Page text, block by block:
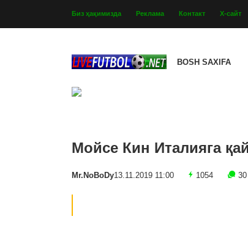
Биз ҳақимизда Реклама Контакт Х-сайт
BOSH SAXIFA
Мойсе Кин Италияга
Mr.NoBoDy13.11.2019 11:00 1054 30